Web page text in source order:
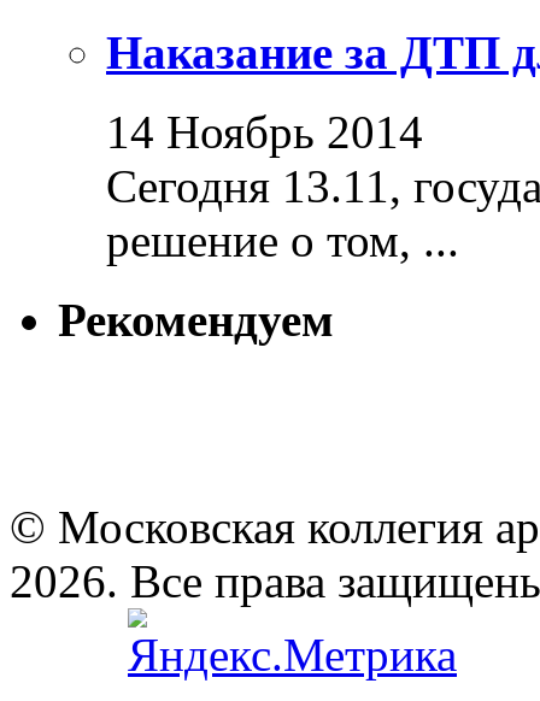
Наказание за ДТП
14 Ноябрь 2014
Сегодня 13.11,
решение о том, ...
Рекомендуем
© Московская коллегия
2026. Все права